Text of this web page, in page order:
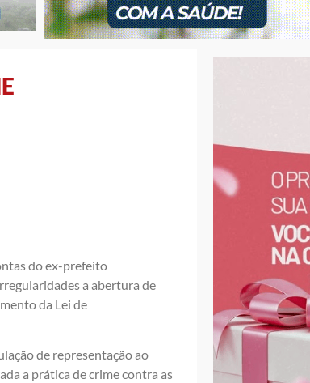
do ex-prefeito
a abertura de
da Lei de
de representação ao
a prática de crime contra as